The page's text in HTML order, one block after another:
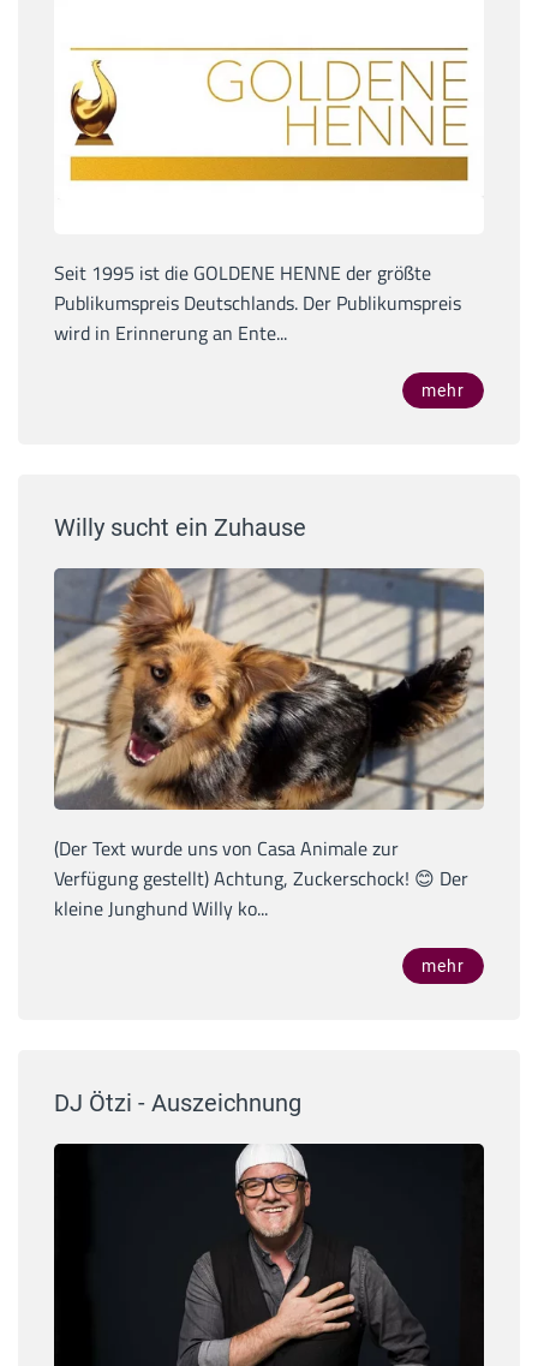
Seit 1995 ist die GOLDENE HENNE der größte
Publikumspreis Deutschlands. Der Publikumspreis
wird in Erinnerung an Ente...
mehr
Willy sucht ein Zuhause
(Der Text wurde uns von Casa Animale zur
Verfügung gestellt) Achtung, Zuckerschock! 😊 Der
kleine Junghund Willy ko...
mehr
DJ Ötzi - Auszeichnung